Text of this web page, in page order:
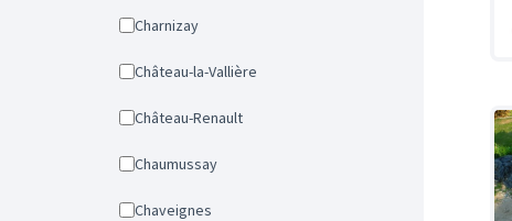
Charnizay
Château-la-Vallière
Château-Renault
Chaumussay
Chaveignes